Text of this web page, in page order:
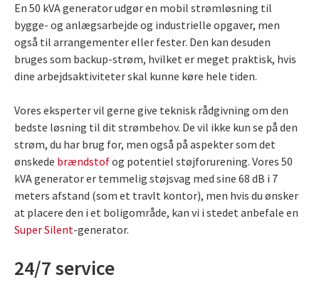
En 50 kVA generator udgør en mobil strømløsning til
bygge- og anlægsarbejde og industrielle opgaver, men
også til arrangementer eller fester. Den kan desuden
bruges som backup-strøm, hvilket er meget praktisk, hvis
dine arbejdsaktiviteter skal kunne køre hele tiden.
Vores eksperter vil gerne give teknisk rådgivning om den
bedste løsning til dit strømbehov. De vil ikke kun se på den
strøm, du har brug for, men også på aspekter som det
ønskede brændstofog potentiel støjforurening. Vores 50
kVA generator er temmelig støjsvag med sine 68 dB i 7
meters afstand (som et travlt kontor), men hvis du ønsker
at placere den i et boligområde, kan vi i stedet anbefale en
Super Silent-generator.
24/7 service